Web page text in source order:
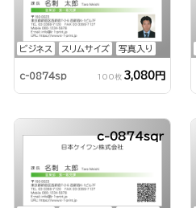
ビジネス スリムサイズ 写真入り
c-0874sp 100枚 3,080円
c-0874sqr